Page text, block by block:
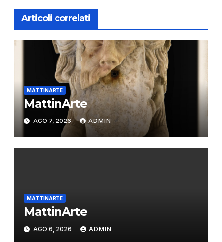
Articoli correlati
MATTINARTE
MattinArte
AGO 7, 2026 ADMIN
MATTINARTE
MattinArte
AGO 6, 2026 ADMIN